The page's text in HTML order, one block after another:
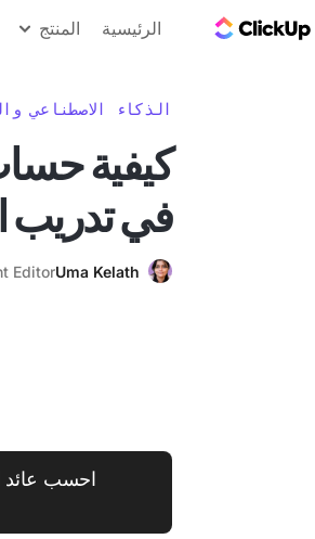
الرئيسية المنتج
الذكاء الاصطناعي
كيفية
في تدريب
Uma Kelath
Editor
احسب عائد